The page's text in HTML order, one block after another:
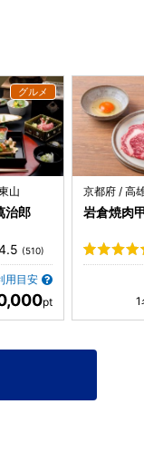
みの力強さを感
けていく時に甘さ
脂ののった鯵の濃
ていました。 ・
ューシーな味わ
身の弾力を活かし
ただきます。その
キーをかけること
共に。ご飯は少な
た一品。 コー
も機会あれば行
山
治郎
(510)
用目安
京都府 / 高
岩倉焼肉